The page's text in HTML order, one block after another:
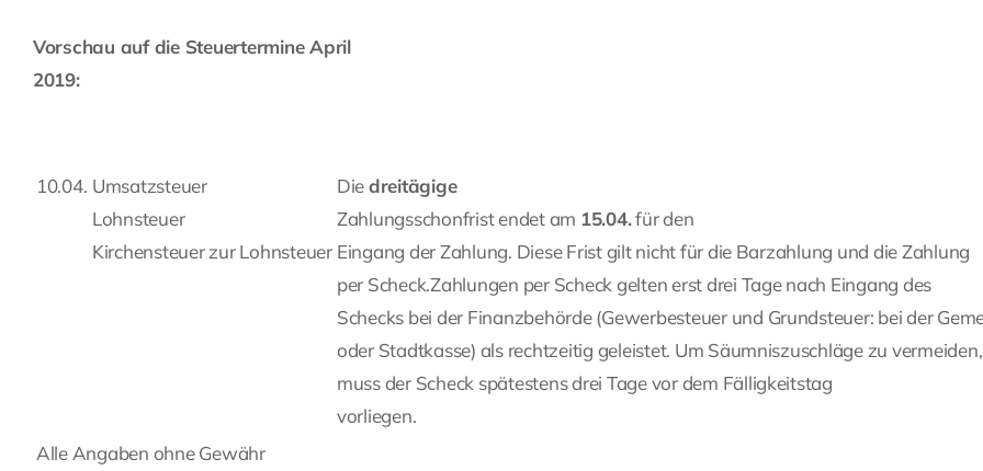
Vorschau auf die Steuertermine April
2019:
10.04. Umsatzsteuer
Lohnsteuer
Kirchensteuer zur Lohnsteuer
Diedreitägige
Zahlungsschonfrist endet am 15.04.für den
Eingang der Zahlung. Diese Frist gilt nicht für die Barzahlung und die Zahlung
per Scheck.Zahlungen per Scheck gelten erst drei Tage nach Eingang des
Schecks bei der Finanzbehörde (Gewerbesteuer und Grundsteuer: bei der
oder Stadtkasse) als rechtzeitig geleistet. Um Säumniszuschläge zu vermeiden,
muss der Scheck spätestens drei Tage vor dem Fälligkeitstag
vorliegen.
Alle Angaben ohne Gewähr